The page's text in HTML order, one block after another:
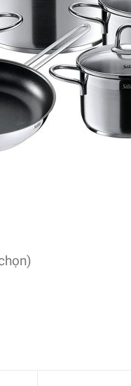
nhiệt – Đặc biệt dành